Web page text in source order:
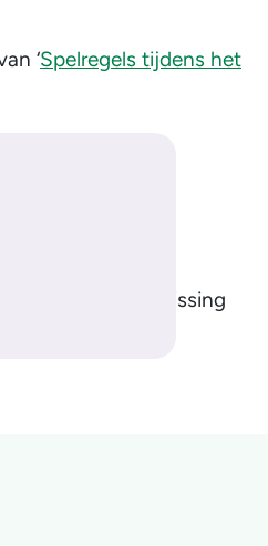
‘Spelregels tijdens het
verbonden.
een beslissing